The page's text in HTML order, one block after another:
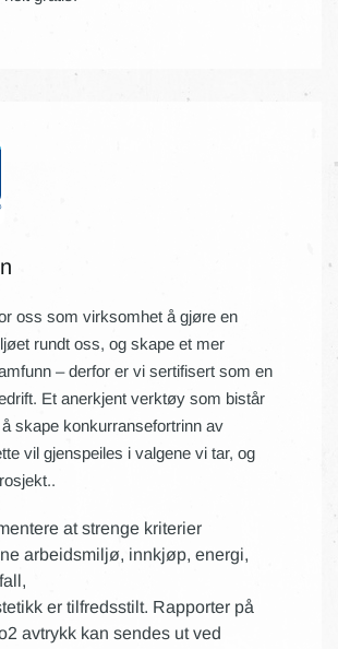
oss som virksomhet å gjøre en
rundt oss, og skape et mer
– derfor er vi sertifisert som en
Et anerkjent verktøy som bistår
skape konkurransefortrinn av
vil gjenspeiles i valgene vi tar, og
at strenge kriterier
arbeidsmiljø, innkjøp, energi,
er tilfredsstilt. Rapporter på
avtrykk kan sendes ut ved